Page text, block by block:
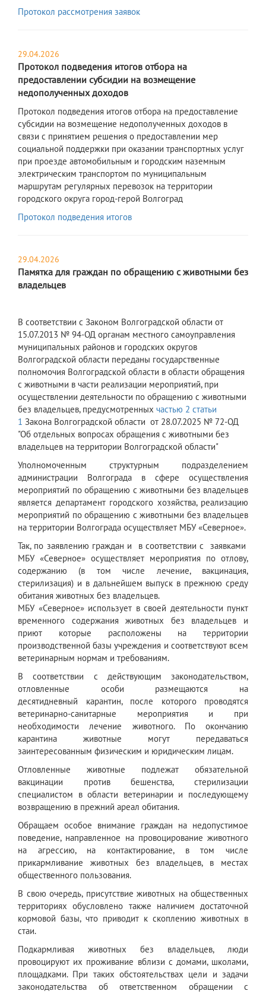
Протокол рассмотрения заявок
29.04.2026
Протокол подведения итогов отбора на
предоставлении субсидии на возмещение
недополученных доходов
​Протокол подведения итогов отбора на предоставление
субсидии на возмещение недополученных доходов в
связи с принятием решения о предоставлении мер
социальной поддержки при оказании транспортных услуг
при проезде автомобильным и городским наземным
электрическим транспортом по муниципальным
маршрутам регулярных перевозок на территории
городского округа город-герой Волгоград
Протокол подведения итогов
29.04.2026
Памятка для граждан по обращению с животными без
владельцев
В соответствии с Законом Волгоградской области от
15.07.2013 № 94-ОД органам местного самоуправления
муниципальных районов и городских округов
Волгоградской области переданы государственные
полномочия Волгоградской области в области обращения
с животными в части реализации мероприятий, при
осуществлении деятельности по обращению с животными
без владельцев, предусмотренных частью 2 статьи
1 Закона Волгоградской области от 28.07.2025 № 72-ОД
"Об отдельных вопросах обращения с животными без
владельцев на территории Волгоградской области"
Уполномоченным структурным подразделением
администрации Волгограда в сфере осуществления
мероприятий по обращению с животными без владельцев
является департамент городского хозяйства, реализацию
мероприятий по обращению с животными без владельцев
на территории Волгограда осуществляет МБУ «Северное».
Так, по заявлению граждан и в соответствии с заявками
МБУ «Северное» осуществляет мероприятия по отлову,
содержанию (в том числе лечение, вакцинация,
стерилизация) и в дальнейшем выпуск в прежнюю среду
обитания животных без владельцев.
МБУ «Северное» использует в своей деятельности пункт
временного содержания животных без владельцев и
приют которые расположены на территории
производственной базы учреждения и соответствуют всем
ветеринарным нормам и требованиям.
В соответствии с действующим законодательством,
отловленные особи размещаются на
десятидневный карантин, после которого проводятся
ветеринарно-санитарные мероприятия и при
необходимости лечение животного. По окончанию
карантина животные могут передаваться
заинтересованным физическим и юридическим лицам.
Отловленные животные подлежат обязательной
вакцинации против бешенства, стерилизации
специалистом в области ветеринарии и последующему
возвращению в прежний ареал обитания.
Обращаем особое внимание граждан на недопустимое
поведение, направленное на провоцирование животного
на агрессию, на контактирование, в том числе
прикармливание животных без владельцев, в местах
общественного пользования.
В свою очередь, присутствие животных на общественных
территориях обусловлено также наличием достаточной
кормовой базы, что приводит к скоплению животных в
стаи.
Подкармливая животных без владельцев, люди
провоцируют их проживание вблизи с домами, школами,
площадками. При таких обстоятельствах цели и задачи
законодательства об ответственном обращении с